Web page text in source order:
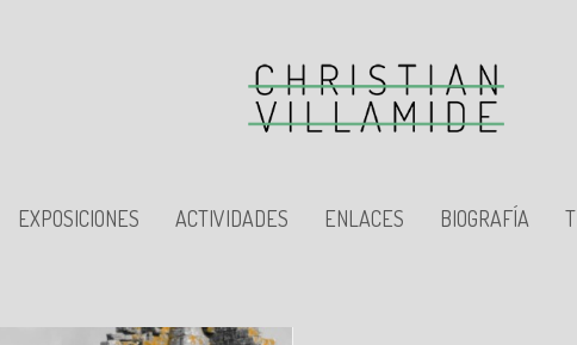
EXPOSICIONES ACTIVIDADES ENLACES BIOGRAFÍA